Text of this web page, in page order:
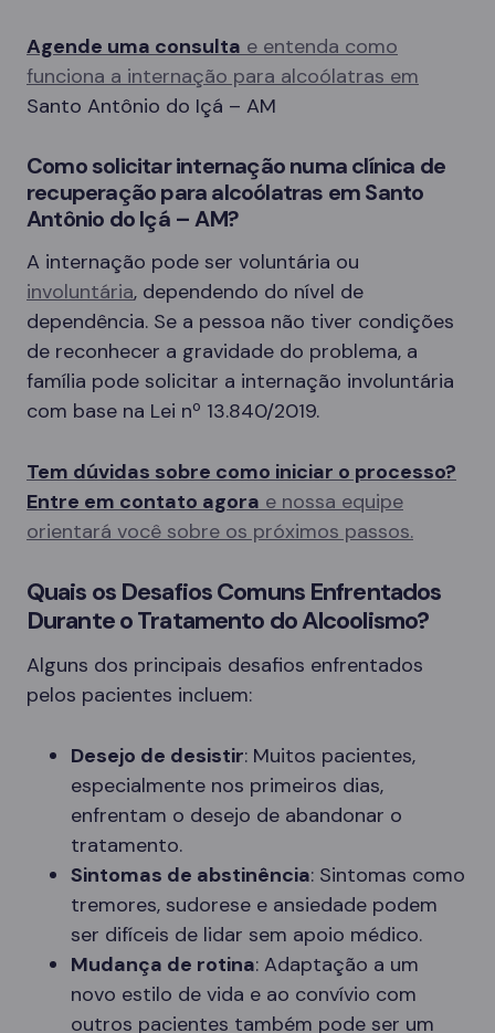
Agende uma consulta e entenda como
funciona a internação para alcoólatras em
Santo Antônio do Içá – AM
Como solicitar internação numa clínica de
recuperação para alcoólatras em Santo
Antônio do Içá – AM?
A internação pode ser voluntária ou
involuntária, dependendo do nível de
dependência. Se a pessoa não tiver condições
de reconhecer a gravidade do problema, a
família pode solicitar a internação involuntária
com base na Lei nº 13.840/2019.
Tem dúvidas sobre como iniciar o processo?
Entre em contato agora e nossa equipe
orientará você sobre os próximos passos.
Quais os Desafios Comuns Enfrentados
Durante o Tratamento do Alcoolismo?
Alguns dos principais desafios enfrentados
pelos pacientes incluem:
Desejo de desistir: Muitos pacientes,
especialmente nos primeiros dias,
enfrentam o desejo de abandonar o
tratamento.
Sintomas de abstinência: Sintomas como
tremores, sudorese e ansiedade podem
ser difíceis de lidar sem apoio médico.
Mudança de rotina: Adaptação a um
novo estilo de vida e ao convívio com
outros pacientes também pode ser um